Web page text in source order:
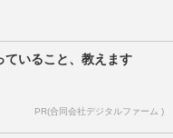
ていること、教えます
PR(合同会社デジタルファーム )